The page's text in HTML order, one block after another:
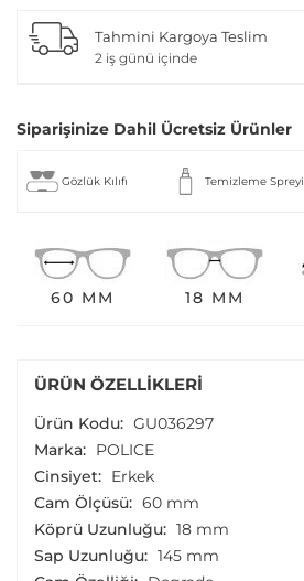
Tahmini Kargoya Teslim
2 iş günü içinde
Siparişinize Dahil Ücretsiz Ürünler
Gözlük Kılıfı Temizleme Spreyi
60 MM 18 MM
ÜRÜN ÖZELLIKLERI
Ürün Kodu: GU036297
Marka: POLICE
Cinsiyet: Erkek
Cam Ölçüsü: 60 mm
Köprü Uzunluğu: 18 mm
Sap Uzunluğu: 145 mm